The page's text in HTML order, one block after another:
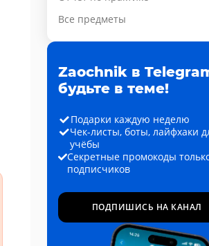
Все предметы
Zaochnik в
будьте в теме!
Подарки каждую неделю
Чек-листы, боты, лайфхаки
учёбы
Секретные промокоды
подписчиков
ПОДПИШИСЬ НА КАНАЛ